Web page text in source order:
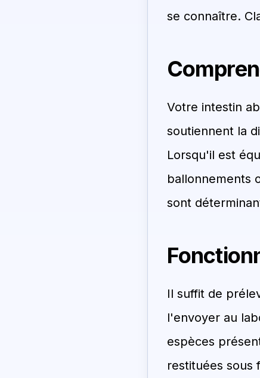
se connaître.
Votre intestin
soutiennent la
Lorsqu'il est
ballonnements
sont
Il suffit de
l'envoyer au
espèces
restituées sous